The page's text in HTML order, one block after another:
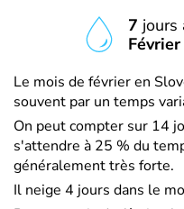
7 jours
Février
Le mois de février en
souvent par un temps
On peut compter sur 14
s'attendre à 25 % du
généralement très forte.
Il neige 4 jours dans le